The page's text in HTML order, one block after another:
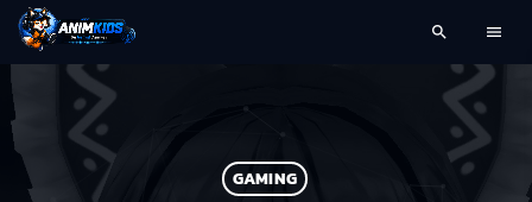
search menu
GAMING